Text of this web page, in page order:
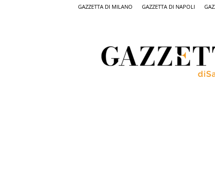
GAZZETTA DI MILANO GAZZETTA DI NAPOLI
Salerno,
il
quotidiano